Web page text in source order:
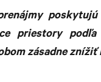
priestory
zásadne